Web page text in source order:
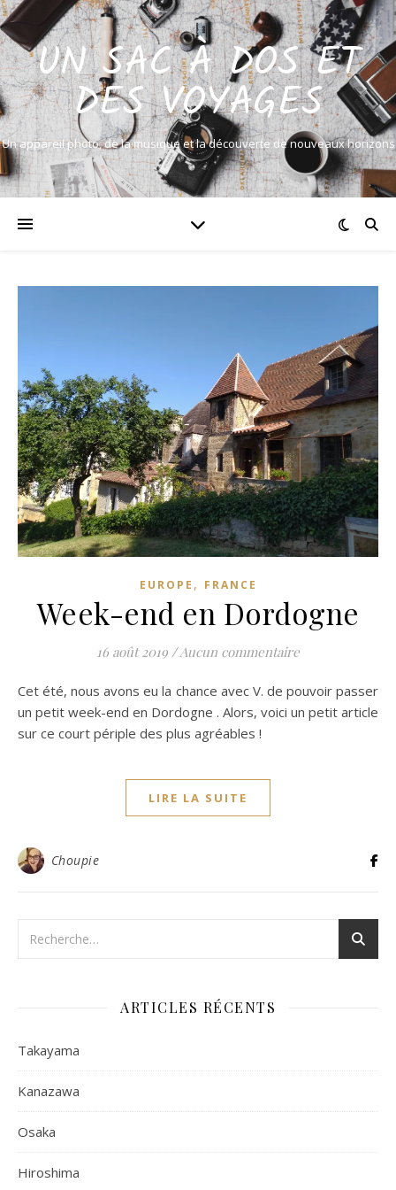
UN SAC À DOS ET
DES VOYAGES
Un appareil photo, de la musique et la découverte de nouveaux horizons
EUROPE , FRANCE
Week-end en Dordogne
16 août 2019 /Aucun commentaire
Cet été, nous avons eu la chance avec V. de pouvoir passer
un petit week-end en Dordogne . Alors, voici un petit article
sur ce court périple des plus agréables !
LIRE LA SUITE
Choupie
ARTICLES RÉCENTS
Takayama
Kanazawa
Osaka
Hiroshima